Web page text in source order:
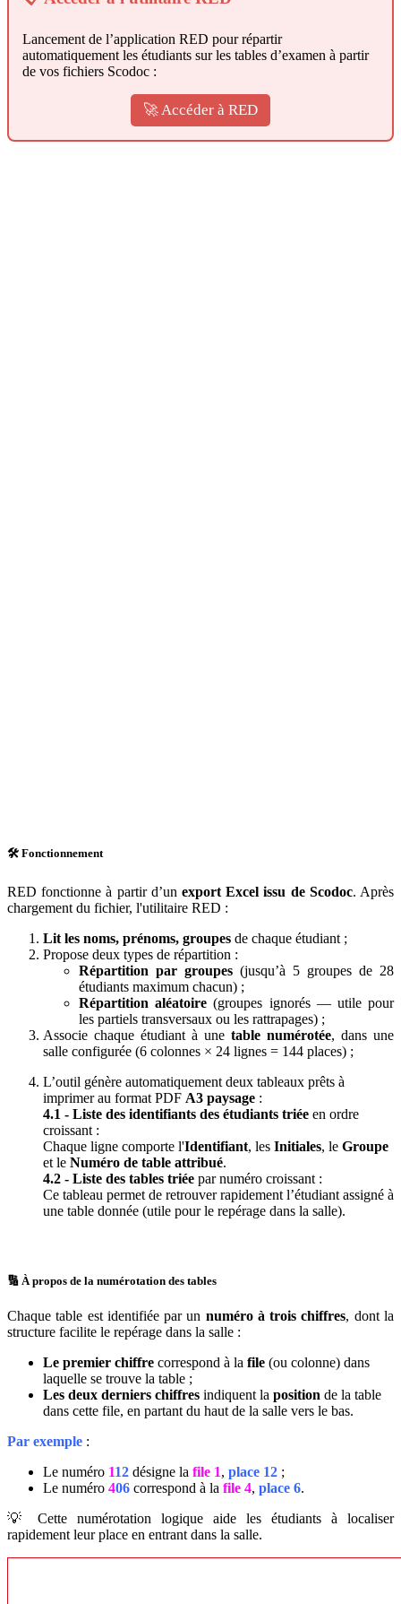
Lancement de l’application RED pour répartir
automatiquement les étudiants sur les tables d’examen à partir
de vos fichiers Scodoc :
🚀 Accéder à RED
🛠️ Fonctionnement
RED fonctionne à partir d’un export Excel issu de Scodoc. Après
chargement du fichier, l'utilitaire RED :
Lit les noms, prénoms, groupes de chaque étudiant ;
Propose deux types de répartition :
Répartition par groupes (jusqu’à 5 groupes de 28
étudiants maximum chacun) ;
Répartition aléatoire (groupes ignorés — utile pour
les partiels transversaux ou les rattrapages) ;
Associe chaque étudiant à une table numérotée, dans une
salle configurée (6 colonnes × 24 lignes = 144 places) ;
L’outil génère automatiquement deux tableaux prêts à
imprimer au format PDF A3 paysage :
4.1 - Liste des identifiants des étudiants triée en ordre
croissant :
Chaque ligne comporte l'Identifiant, les Initiales, le Groupe
et le Numéro de table attribué.
4.2 - Liste des tables triée par numéro croissant :
Ce tableau permet de retrouver rapidement l’étudiant assigné à
une table donnée (utile pour le repérage dans la salle).
🔢 À propos de la numérotation des tables
Chaque table est identifiée par un numéro à trois chiffres, dont la
structure facilite le repérage dans la salle :
Le premier chiffre correspond à la file (ou colonne) dans
laquelle se trouve la table ;
Les deux derniers chiffres indiquent la position de la table
dans cette file, en partant du haut de la salle vers le bas.
Par exemple :
Le numéro 112 désigne la file 1, place 12 ;
Le numéro 406 correspond à la file 4, place 6.
💡 Cette numérotation logique aide les étudiants à localiser
rapidement leur place en entrant dans la salle.